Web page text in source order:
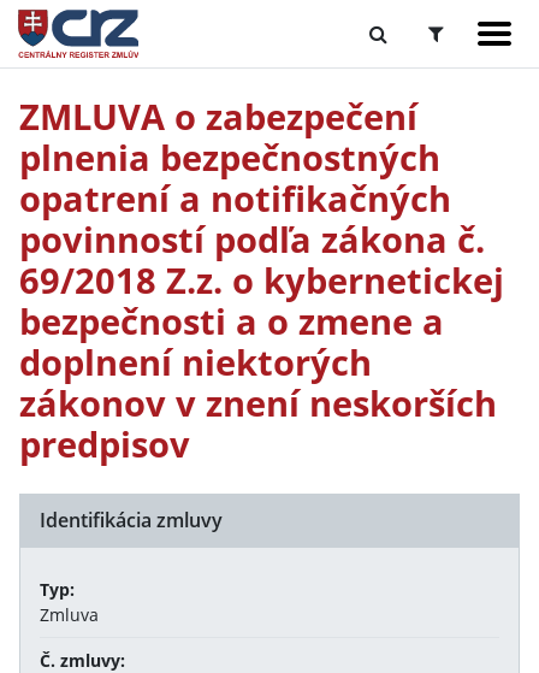
ZMLUVA o zabezpečení
plnenia bezpečnostných
opatrení a notifikačných
povinností podľa zákona č.
69/2018 Z.z. o kybernetickej
bezpečnosti a o zmene a
doplnení niektorých
zákonov v znení neskorších
predpisov
Identifikácia zmluvy
Typ:
Zmluva
Č. zmluvy: